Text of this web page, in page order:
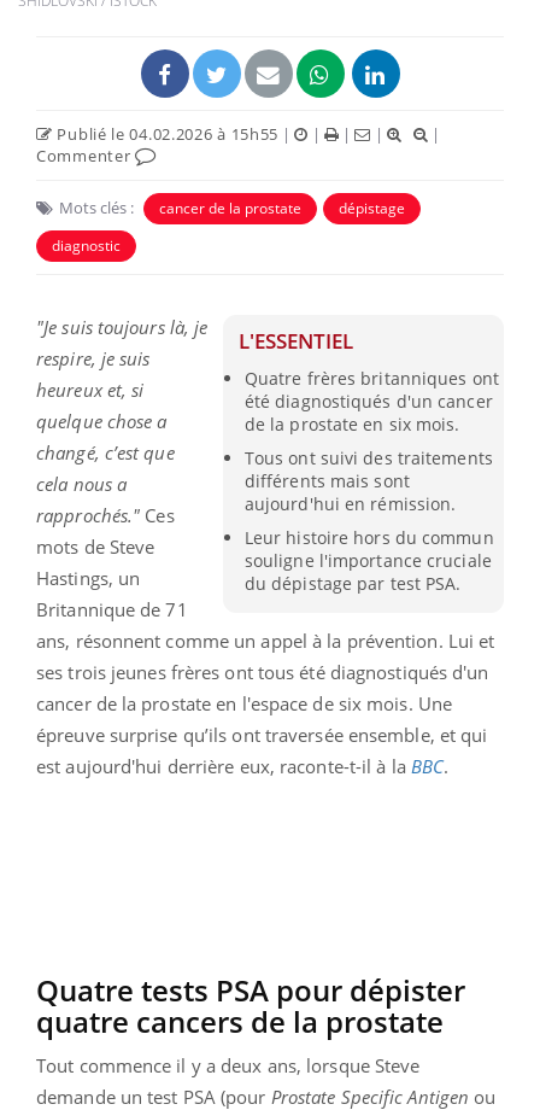
Publié le 04.02.2026 à 15h55 | | | |
|
Commenter
Mots clés : cancer de la prostate
dépistage
diagnostic
L'ESSENTIEL
Quatre frères britanniques ont
été diagnostiqués d'un cancer
de la prostate en six mois.
Tous ont suivi des traitements
différents mais sont
aujourd'hui en rémission.
Leur histoire hors du commun
souligne l'importance cruciale
du dépistage par test PSA.
"Je suis toujours là, je
respire, je suis
heureux et, si
quelque chose a
changé, c’est que
cela nous a
rapprochés." Ces
mots de Steve
Hastings, un
Britannique de 71
ans, résonnent comme un appel à la prévention. Lui et
ses trois jeunes frères ont tous été diagnostiqués d'un
cancer de la prostate en l'espace de six mois. Une
épreuve surprise qu’ils ont traversée ensemble, et qui
est aujourd'hui derrière eux, raconte-t-il à la BBC.
Quatre tests PSA pour dépister
quatre cancers de la prostate
Tout commence il y a deux ans, lorsque Steve
demande un test PSA (pour Prostate Specific Antigen ou